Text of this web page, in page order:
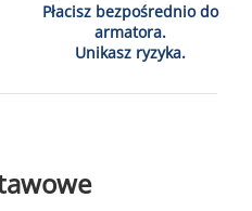
Płacisz bezpośrednio do
armatora.
Unikasz ryzyka.